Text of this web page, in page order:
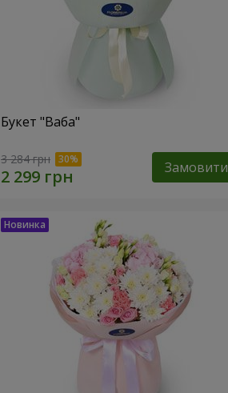
Букет "Ваба"
3 284 грн Замовити